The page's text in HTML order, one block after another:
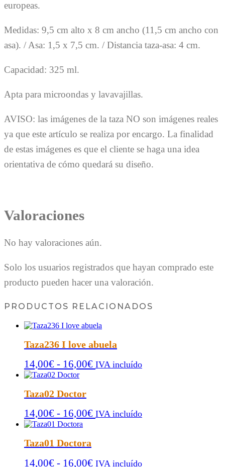
europeas.
Medidas: 9,5 cm alto x 8 cm ancho (11,5 cm ancho con
asa). / Asa: 1,5 x 7,5 cm. / Distancia taza-asa: 4 cm.
Capacidad: 325 ml.
Apta para microondas y lavavajillas.
AVISO: las imágenes de la taza NO son imágenes reales
ya que este artículo se realiza por encargo. La finalidad
de estas imágenes es que el cliente se haga una idea
orientativa de cómo quedará su diseño.
Valoraciones
No hay valoraciones aún.
Solo los usuarios registrados que hayan comprado este
producto pueden hacer una valoración.
PRODUCTOS RELACIONADOS
Taza236 I love abuela
14,00€ - 16,00€Rango
14,00€
IVA incluído
Taza02 Doctor
14,00€ - 16,00€Rango
14,00€
IVA incluído
Taza01 Doctora
14,00€ - 16,00€Rango
IVA incluído